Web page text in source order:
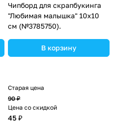
Чипборд для скрапбукинга
"Любимая малышка" 10х10
см (№3785750).
В корзину
Старая цена
90 ₽
Цена со скидкой
45 ₽